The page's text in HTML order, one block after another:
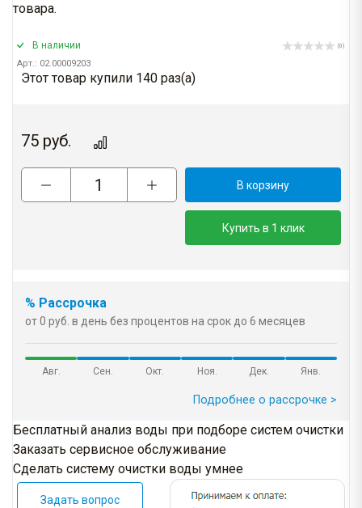
товара.
В наличии
Арт.: 02.00009203
(0)
Этот товар купили 140 раз(a)
75 руб.
В корзину
Купить в 1 клик
% Рассрочка
от 0 руб. в день без процентов на срок до 6 месяцев
Авг. Сен. Окт. Ноя. Дек. Янв.
Подробнее о рассрочке >
Бесплатный анализ воды при подборе систем очистки
Заказать сервисное обслуживание
Сделать систему очистки воды умнее
Задать вопрос